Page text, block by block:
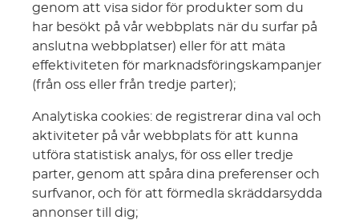
genom att visa sidor för produkter som du
har besökt på vår webbplats när du surfar på
anslutna webbplatser) eller för att mäta
effektiviteten för marknadsföringskampanjer
(från oss eller från tredje parter);
Analytiska cookies: de registrerar dina val och
aktiviteter på vår webbplats för att kunna
utföra statistisk analys, för oss eller tredje
parter, genom att spåra dina preferenser och
surfvanor, och för att förmedla skräddarsydda
annonser till dig;